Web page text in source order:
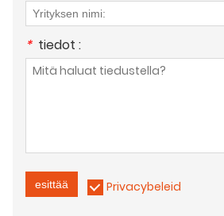
* tiedot :
esittää Privacybeleid